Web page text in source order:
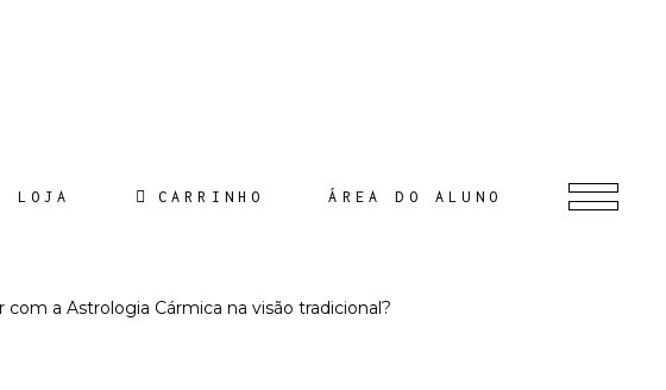
LOJA CARRINHO ÁREA DO ALUNO
com a Astrologia Cármica na visão tradicional?